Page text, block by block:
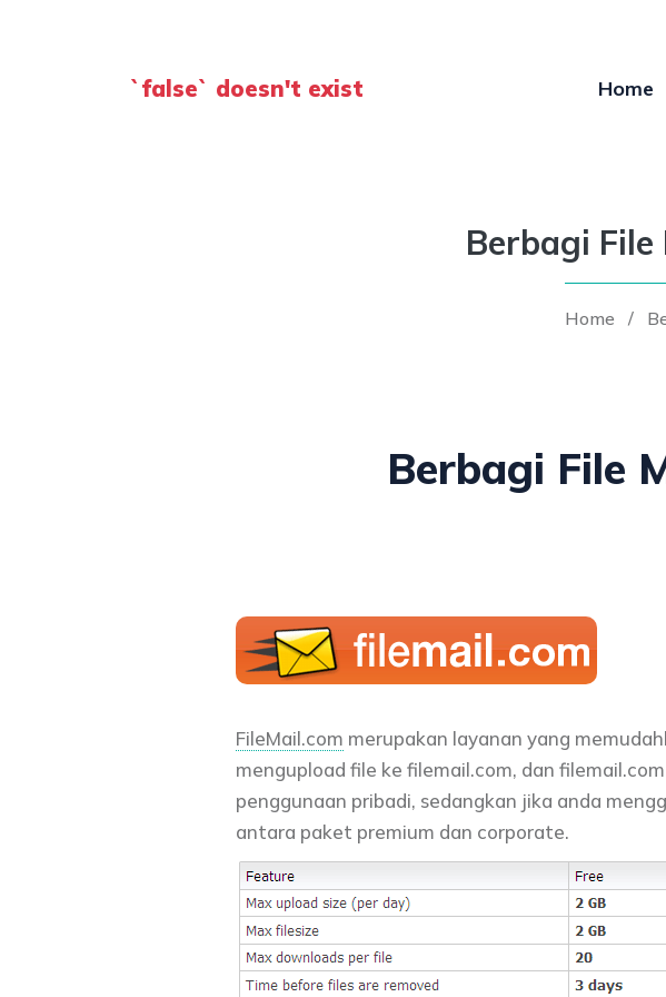
`false` doesn't exist Home
Berbagi
Home /
Berbagi File
FileMail.com merupakan layanan yang
mengupload file ke filemail.com, dan
penggunaan pribadi, sedangkan jika anda
antara paket premium dan corporate.